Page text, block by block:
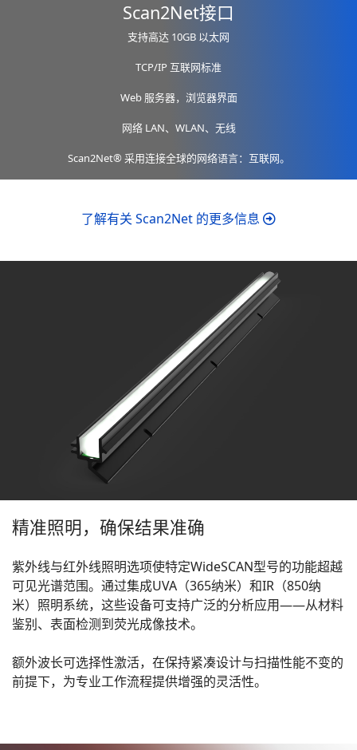
Scan2Net接口
支持高达 10GB 以太网
TCP/IP 互联网标准
Web 服务器，浏览器界面
网络 LAN、WLAN、无线
Scan2Net® 采用连接全球的网络语言：互联网。
了解有关 Scan2Net 的更多信息
精准照明，确保结果准确
紫外线与红外线照明选项使特定WideSCAN型号的功能超越
可见光谱范围。通过集成UVA（365纳米）和IR（850纳
米）照明系统，这些设备可支持广泛的分析应用——从材料
鉴别、表面检测到荧光成像技术。
额外波长可选择性激活，在保持紧凑设计与扫描性能不变的
前提下，为专业工作流程提供增强的灵活性。